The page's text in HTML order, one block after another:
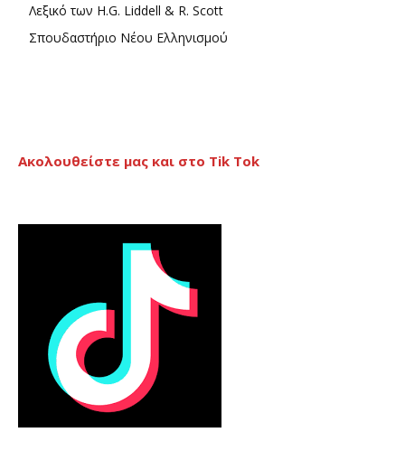
Λεξικό των H.G. Liddell & R. Scott
Σπουδαστήριο Νέου Ελληνισμού
Ακολουθείστε μας και στο Tik Tok